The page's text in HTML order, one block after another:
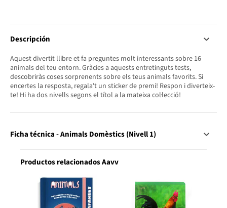
Descripción
Aquest divertit llibre et fa preguntes molt interessants sobre 16
animals del teu entorn. Gràcies a aquests entretinguts tests,
descobriràs coses sorprenents sobre els teus animals favorits. Si
encertes la resposta, regala't un sticker de premi! Respon i diverteix-
te! Hi ha dos nivells segons el títol a la mateixa col·lecció!
Ficha técnica - Animals Domèstics (Nivell 1)
Productos relacionados Aavv